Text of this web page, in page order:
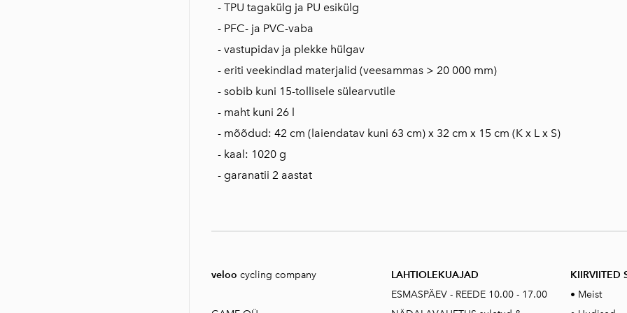
- TPU tagakülg ja PU esikülg
- PFC- ja PVC-vaba
- vastupidav ja plekke hülgav
- eriti veekindlad materjalid (veesammas > 20 000 mm)
- sobib kuni 15-tollisele sülearvutile
- maht kuni 26 l
- mõõdud: 42 cm (laiendatav kuni 63 cm) x 32 cm x 15 cm (K x L x S)
- kaal: 1020 g
- garanatii 2 aastat
veloo cycling company
LAHTIOLEKUAJAD
ESMASPÄEV - REEDE 10.00 - 17.00
KIIRVIITED
• Meist